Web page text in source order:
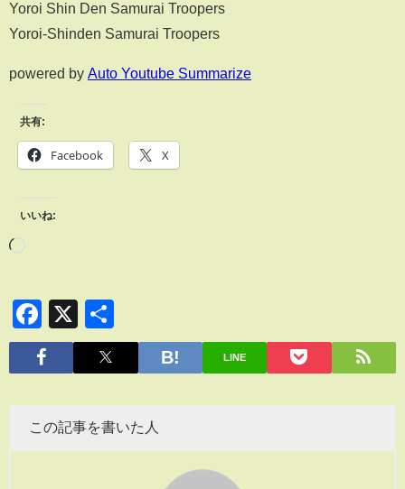
Yoroi Shin Den Samurai Troopers
Yoroi-Shinden Samurai Troopers
powered by Auto Youtube Summarize
共有:
Facebook X
いいね:
Facebook
X
有
LINE
この記事を書いた人